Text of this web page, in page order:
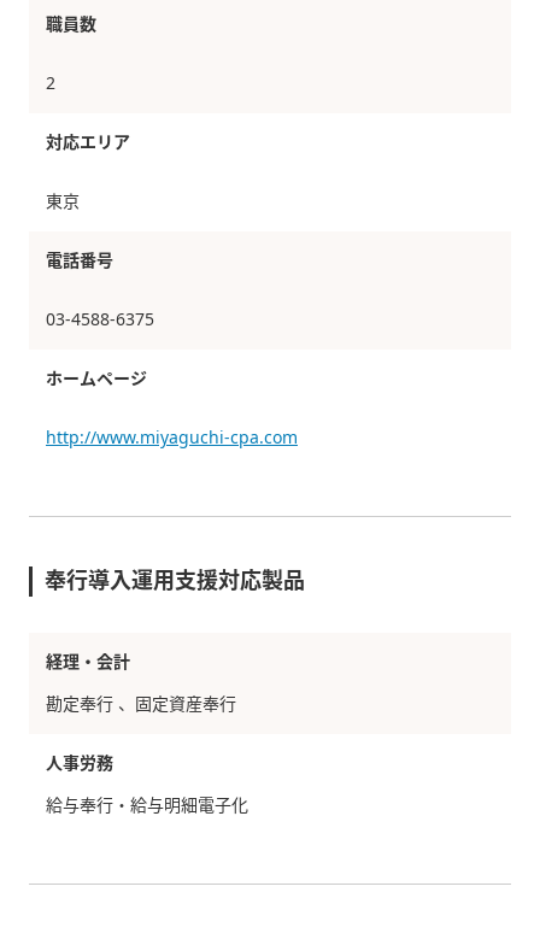
職員数
2
対応エリア
東京
電話番号
03-4588-6375
ホームページ
http://www.miyaguchi-cpa.com
奉行導入運用支援対応製品
経理・会計
勘定奉行 固定資産奉行
人事労務
給与奉行・給与明細電子化